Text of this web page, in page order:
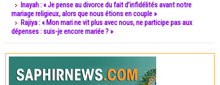
Inayah : « Je pense au divorce du fait d’infidélités avant notre
mariage religieux, alors que nous étions en couple »
Rajiya : « Mon mari ne vit plus avec nous, ne participe pas aux
dépenses : suis-je encore mariée ? »